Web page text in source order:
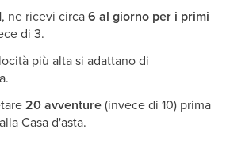
ne ricevi circa6 al giorno per i primi
di 3.
più alta si adattano di
20 avventure(invece di 10) prima
Casa d'asta.